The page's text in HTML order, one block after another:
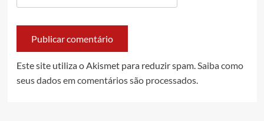
Este site utiliza o Akismet para reduzir spam.Saiba como
seus dados em comentários são processados.